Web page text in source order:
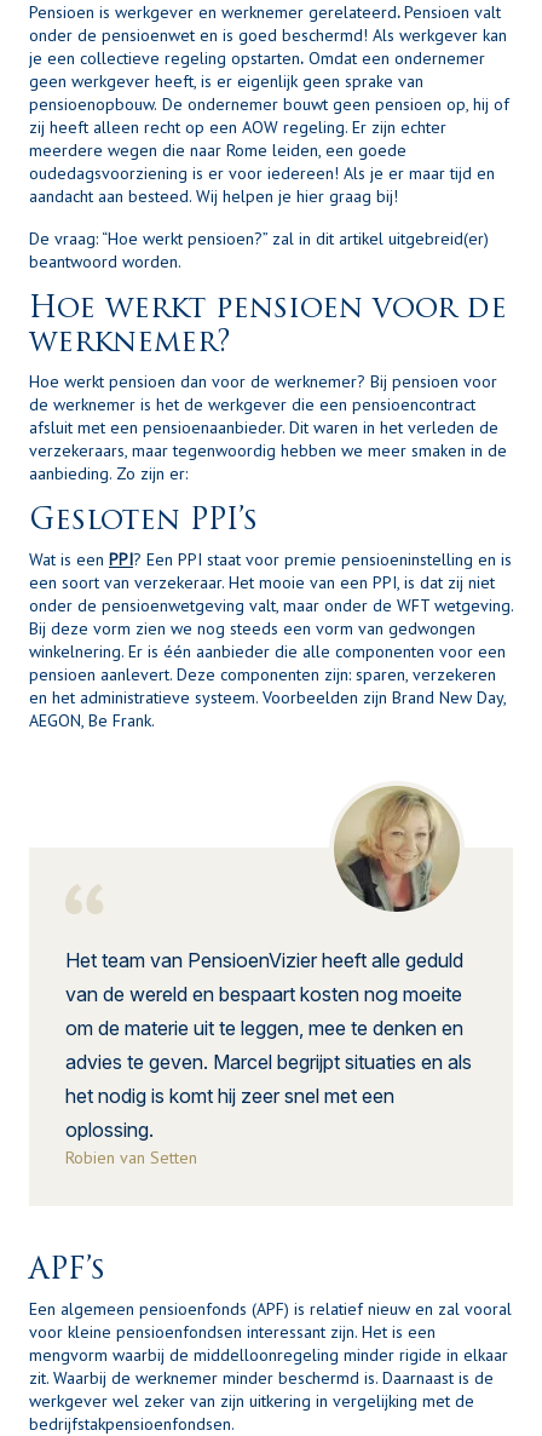
Pensioen is werkgever en werknemer gerelateerd.Pensioen valt
onder de pensioenwet en is goed beschermd! Als werkgever kan
je een collectieve regeling opstarten. Omdat een ondernemer
geen werkgever heeft, is er eigenlijk geen sprake van
pensioenopbouw. De ondernemer bouwt geen pensioen op, hij of
zij heeft alleen recht op een AOW regeling. Er zijn echter
meerdere wegen die naar Rome leiden, een goede
oudedagsvoorziening is er voor iedereen! Als je er maar tijd en
aandacht aan besteed. Wij helpen je hier graag bij!
De vraag: “Hoe werkt pensioen?” zal in dit artikel uitgebreid(er)
beantwoord worden.
Hoe werkt pensioen voor de
werknemer?
Hoe werkt pensioen dan voor de werknemer? Bij pensioen voor
de werknemer is het de werkgever die een pensioencontract
afsluit met een pensioenaanbieder. Dit waren in het verleden de
verzekeraars, maar tegenwoordig hebben we meer smaken in de
aanbieding. Zo zijn er:
Gesloten PPI’s
Wat is een PPI? Een PPI staat voor premie pensioeninstelling en is
een soort van verzekeraar. Het mooie van een PPI, is dat zij niet
onder de pensioenwetgeving valt, maar onder de WFT wetgeving.
Bij deze vorm zien we nog steeds een vorm van gedwongen
winkelnering. Er is één aanbieder die alle componenten voor een
pensioen aanlevert. Deze componenten zijn: sparen, verzekeren
en het administratieve systeem. Voorbeelden zijn Brand New Day,
AEGON, Be Frank.
Het team van PensioenVizier heeft alle geduld
van de wereld en bespaart kosten nog moeite
om de materie uit te leggen, mee te denken en
advies te geven. Marcel begrijpt situaties en als
het nodig is komt hij zeer snel met een
oplossing.
Robien van Setten
APF’s
Een algemeen pensioenfonds (APF) is relatief nieuw en zal vooral
voor kleine pensioenfondsen interessant zijn. Het is een
mengvorm waarbij de middelloonregeling minder rigide in elkaar
zit. Waarbij de werknemer minder beschermd is. Daarnaast is de
werkgever wel zeker van zijn uitkering in vergelijking met de
bedrijfstakpensioenfondsen.